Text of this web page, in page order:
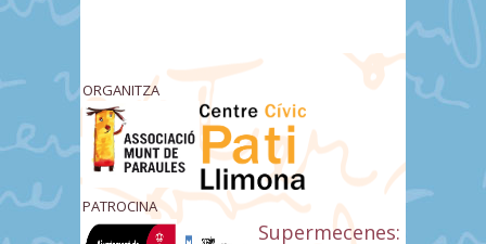
ORGANITZA
PATROCINA
Supermecenes: